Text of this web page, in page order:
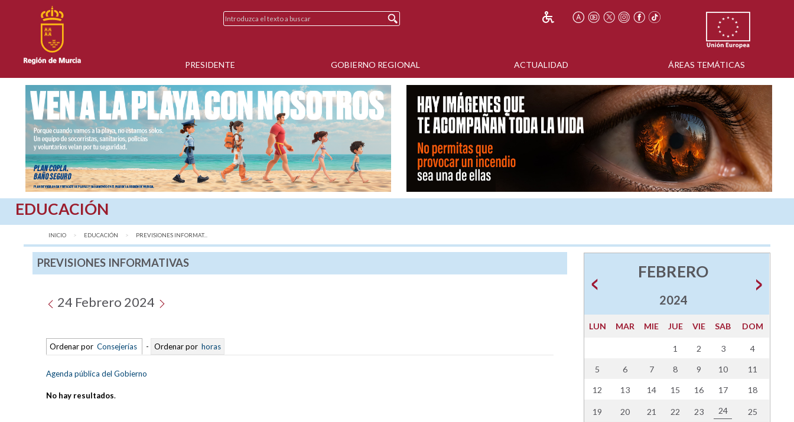
PRESIDENTE GOBIERNO REGIONAL ACTUALIDAD ÁREAS TEMÁTICAS
EDUCACIÓN
INICIO EDUCACIÓN AQUÍ:
PREVISIONES INFORMAT...
PREVISIONES INFORMATIVAS
24 Febrero 2024
Ordenar por Consejerías - Ordenar por horas
Agenda pública del Gobierno
No hay resultados.
FEBRERO
2024
LUN MAR MIE JUE VIE SAB DOM
1 2 3 4
5 6 7 8 9 10 11
12 13 14 15 16 17 18
19 20 21 22 23 24 25